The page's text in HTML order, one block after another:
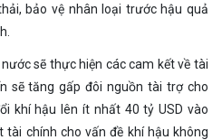
bảo vệ nhân loại trước hậu quả
sẽ thực hiện các cam kết về tài
sẽ tăng gấp đôi nguồn tài trợ cho
khí hậu lên ít nhất 40 tỷ USD vào
tài chính cho vấn đề khí hậu không